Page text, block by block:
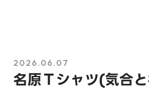
2026.06.07
名原Ｔシャツ(気合